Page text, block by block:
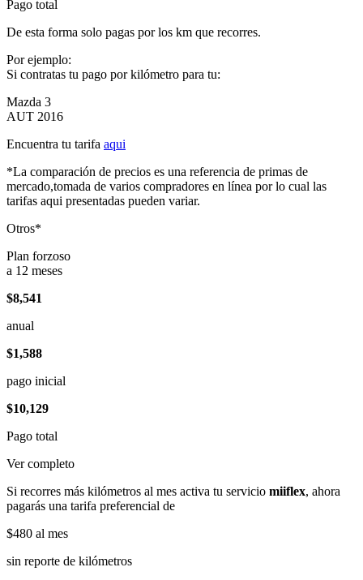
Pago total
De esta forma solo pagas por los km que recorres.
Por ejemplo:
Si contratas tu pago por kilómetro para tu:
Mazda 3
AUT 2016
Encuentra tu tarifa aqui
*La comparación de precios es una referencia de primas de
mercado,tomada de varios compradores en línea por lo cual las
tarifas aqui presentadas pueden variar.
Otros*
Plan forzoso
a 12 meses
$8,541
anual
$1,588
pago inicial
$10,129
Pago total
Ver completo
Si recorres más kilómetros al mes activa tu servicio miiflex, ahora
pagarás una tarifa preferencial de
$480 al mes
sin reporte de kilómetros